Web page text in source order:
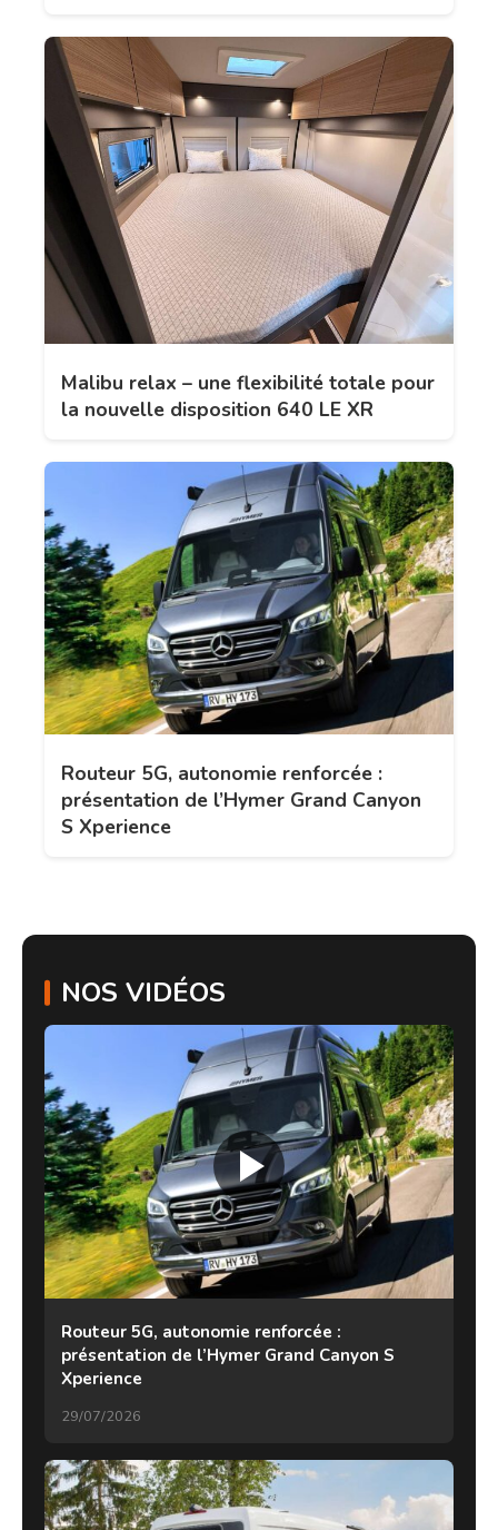
Malibu relax – une flexibilité totale pour
la nouvelle disposition 640 LE XR
Routeur 5G, autonomie renforcée :
présentation de l’Hymer Grand Canyon
S Xperience
NOS VIDÉOS
Routeur 5G, autonomie renforcée :
présentation de l’Hymer Grand Canyon S
Xperience
29/07/2026